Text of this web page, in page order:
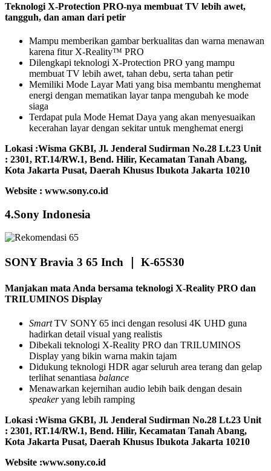
Teknologi X-Protection PRO-nya membuat TV lebih awet,
tangguh, dan aman dari petir
Mampu memberikan gambar berkualitas dan warna menawan
karena fitur X-Reality™ PRO
Dilengkapi teknologi X-Protection PRO yang mampu
membuat TV lebih awet, tahan debu, serta tahan petir
Memiliki Mode Layar Mati yang bisa membantu menghemat
energi dengan mematikan layar tanpa mengubah ke mode
siaga
Terdapat pula Mode Hemat Daya yang akan menyesuaikan
kecerahan layar dengan sekitar untuk menghemat energi
Lokasi :Wisma GKBI, Jl. Jenderal Sudirman No.28 Lt.23 Unit
: 2301, RT.14/RW.1, Bend. Hilir, Kecamatan Tanah Abang,
Kota Jakarta Pusat, Daerah Khusus Ibukota Jakarta 10210
Website : www.sony.co.id
4.Sony Indonesia
SONY Bravia 3 65 Inch ｜ K-65S30
Manjakan mata Anda bersama teknologi X-Reality PRO dan
TRILUMINOS Display
SmartTV SONY 65 inci dengan resolusi 4K UHD guna
hadirkan detail visual yang realistis
Dibekali teknologi X-Reality PRO dan TRILUMINOS
Display yang bikin warna makin tajam
Didukung teknologi HDR agar seluruh area terang dan gelap
terlihat senantiasa balance
Menawarkan kejernihan audio lebih baik dengan desain
speakeryang lebih ramping
Lokasi :Wisma GKBI, Jl. Jenderal Sudirman No.28 Lt.23 Unit
: 2301, RT.14/RW.1, Bend. Hilir, Kecamatan Tanah Abang,
Kota Jakarta Pusat, Daerah Khusus Ibukota Jakarta 10210
Website :www.sony.co.id